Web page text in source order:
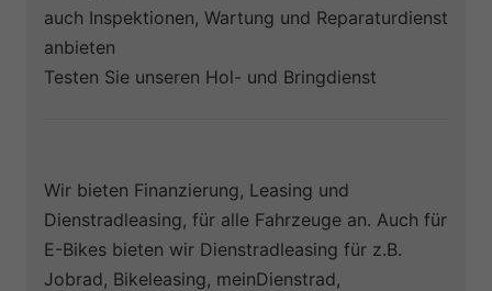
auch Inspektionen, Wartung und Reparaturdienst
anbieten
Testen Sie unseren Hol- und Bringdienst
Wir bieten Finanzierung, Leasing und
Dienstradleasing, für alle Fahrzeuge an. Auch für
E-Bikes bieten wir Dienstradleasing für z.B.
Jobrad, Bikeleasing, meinDienstrad,